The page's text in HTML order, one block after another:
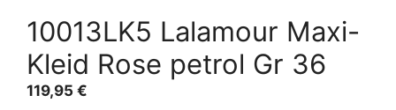
10013LK5 Lalamour Maxi-
Kleid Rose petrol Gr 36
119,95 €